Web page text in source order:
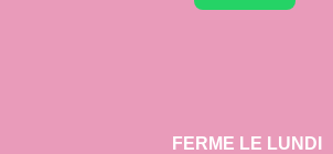
FERME LE LUNDI